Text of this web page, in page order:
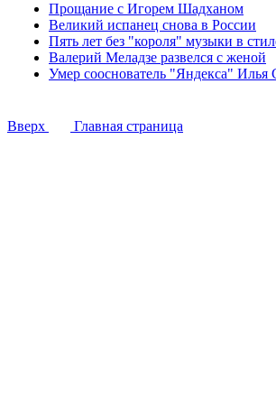
Прощание с Игорем Шадханом
Великий испанец снова в России
Пять лет без "короля" музыки в
Валерий Меладзе развелся с женой
Умер сооснователь "Яндекса" Илья
Вверх Главная страница